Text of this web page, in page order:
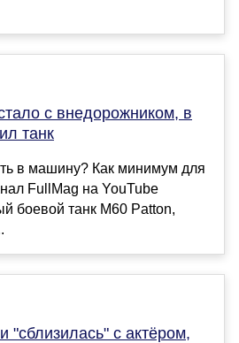
с внедорожником, в
танк
в машину? Как минимум для
FullMag на YouTube
боевой танк M60 Patton,
с актёром,